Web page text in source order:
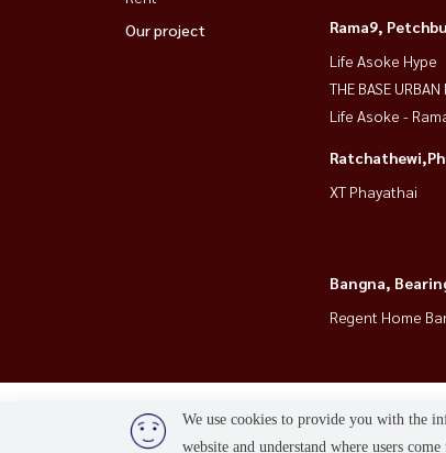
Our project
Rama9,
Life Asoke Hype
THE BASE URBAN
Life Asoke -
XT Phayathai
Bangna,
Regent Home
We use cookies to provide you with the
website and understand where users